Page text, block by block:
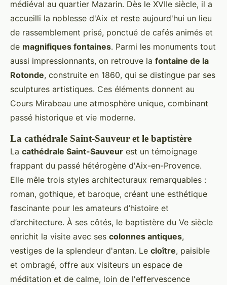
médiéval au quartier Mazarin. Dès le XVIIe siècle, il a
accueilli la noblesse d'Aix et reste aujourd'hui un lieu
de rassemblement prisé, ponctué de cafés animés et
de magnifiques fontaines. Parmi les monuments tout
aussi impressionnants, on retrouve la fontaine de la
Rotonde, construite en 1860, qui se distingue par ses
sculptures artistiques. Ces éléments donnent au
Cours Mirabeau une atmosphère unique, combinant
passé historique et vie moderne.
La cathédrale Saint-Sauveur et le baptistère
La cathédrale Saint-Sauveur est un témoignage
frappant du passé hétérogène d'Aix-en-Provence.
Elle mêle trois styles architecturaux remarquables :
roman, gothique, et baroque, créant une esthétique
fascinante pour les amateurs d’histoire et
d’architecture. À ses côtés, le baptistère du Ve siècle
enrichit la visite avec ses colonnes antiques,
vestiges de la splendeur d'antan. Le cloître, paisible
et ombragé, offre aux visiteurs un espace de
méditation et de calme, loin de l'effervescence